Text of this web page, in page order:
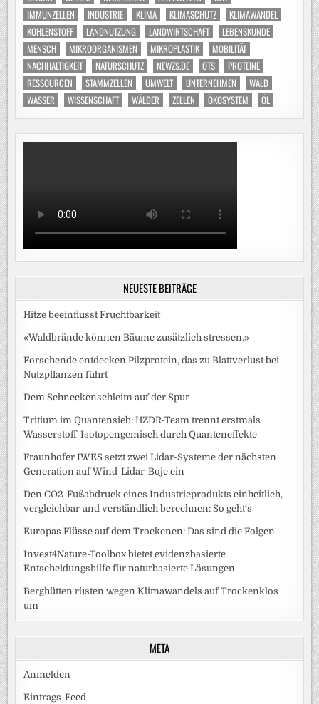
IMMUNZELLEN
INDUSTRIE KLIMA KLIMASCHUTZ
KLIMAWANDEL
KOHLENSTOFF
LANDNUTZUNG LANDWIRTSCHAFT
LEBENSKUNDE
MENSCH
MIKROORGANISMEN MIKROPLASTIK
MOBILITÄT
NACHHALTIGKEIT
NATURSCHUTZ NEWZS.DE OTS
PROTEINE
RESSOURCEN
STAMMZELLEN UMWELT UNTERNEHMEN
WALD
WASSER
WISSENSCHAFT WÄLDER ZELLEN ÖKOSYSTEM ÖL
NEUESTE BEITRÄGE
Hitze beeinflusst Fruchtbarkeit
«Waldbrände können Bäume zusätzlich stressen.»
Forschende entdecken Pilzprotein, das zu Blattverlust bei
Nutzpflanzen führt
Dem Schneckenschleim auf der Spur
Tritium im Quantensieb: HZDR-Team trennt erstmals
Wasserstoff-Isotopengemisch durch Quanteneffekte
Fraunhofer IWES setzt zwei Lidar-Systeme der nächsten
Generation auf Wind-Lidar-Boje ein
Den CO2-Fußabdruck eines Industrieprodukts einheitlich,
vergleichbar und verständlich berechnen: So geht‘s
Europas Flüsse auf dem Trockenen: Das sind die Folgen
Invest4Nature-Toolbox bietet evidenzbasierte
Entscheidungshilfe für naturbasierte Lösungen
Berghütten rüsten wegen Klimawandels auf Trockenklos
um
META
Anmelden
Eintrags-Feed